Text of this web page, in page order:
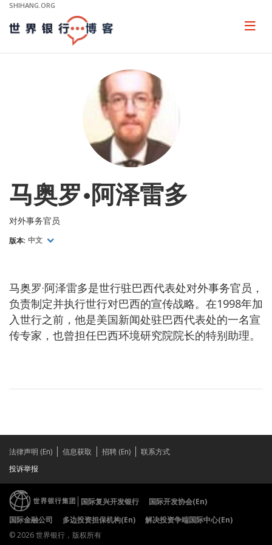
Skip
Main
Navigation
SHIHANG.ORG
Page
马奥罗•阿泽雷多
对外事务官员
版本: 中文
马奥罗·阿泽雷多是世行驻巴西代表处对外事务官员，
负责制定并执行世行对巴西的宣传战略。在1998年加
入世行之前，他是美国新闻处驻巴西代表处的一名宣
传专家，也曾担任巴西环境研究院院长的特别助理。
法律声明 (En) 信息获取 招聘 (En)
联系方式
投诉举报
国际复兴开发银行
国际开发协会(En)
国际金融公司
多边投资担保机构(En)
解决投资争端国际中心(En)
© 2026 世界银行，版权所有